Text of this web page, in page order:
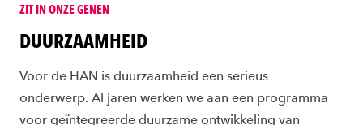
ZIT IN ONZE GENEN
DUURZAAMHEID
Voor de HAN is duurzaamheid een serieus
onderwerp. Al jaren werken we aan een programma
voor geïntegreerde duurzame ontwikkeling van